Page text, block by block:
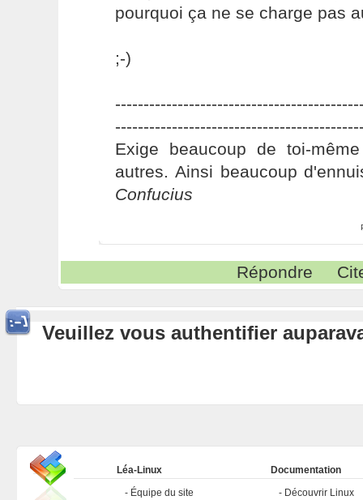
pourquoi ça ne se charge pas
;-)
Exige beaucoup de toi-
autres. Ainsi beaucoup
Confucius
Répondre
Veuillez vous authentifier
Léa-Linux
Équipe du site
Documentation
Découvrir Linux